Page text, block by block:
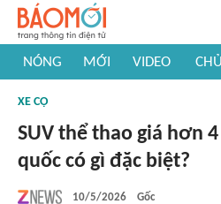
NÓNG MỚI VIDEO
#Khám phá Việt Nam
XE CỘ
SUV thể thao giá hơn
quốc có gì đặc biệt?
10/5/2026 Gốc